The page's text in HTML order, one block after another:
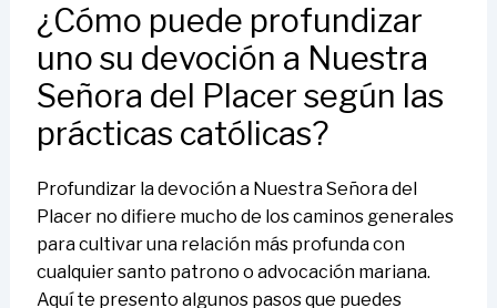
¿Cómo puede profundizar
uno su devoción a Nuestra
Señora del Placer según las
prácticas católicas?
Profundizar la devoción a Nuestra Señora del
Placer no difiere mucho de los caminos generales
para cultivar una relación más profunda con
cualquier santo patrono o advocación mariana.
Aquí te presento algunos pasos que puedes